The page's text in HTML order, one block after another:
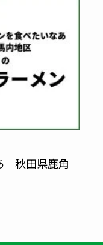
秋田県鹿角